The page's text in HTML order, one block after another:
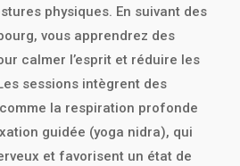
physiques. En suivant des
vous apprendrez des
calmer l’esprit et réduire les
sessions intègrent des
la respiration profonde
guidée (yoga nidra), qui
et favorisent un état de